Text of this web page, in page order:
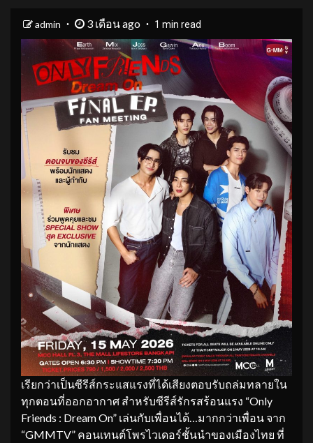
admin 3 เดือน ago 1 min read
เรียกว่าเป็นซีรีส์กระแสแรงที่ได้เสียงตอบรับถล่มทลายใน
ทุกตอนที่ออกอากาศ สำหรับซีรีส์รักรสร้อนแรง “Only
Friends : Dream On” เล่นกับเพื่อนได้…มากกว่าเพื่อน จาก
“GMMTV” คอนเทนต์โพรไวเดอร์ชั้นนำของเมืองไทย ที่